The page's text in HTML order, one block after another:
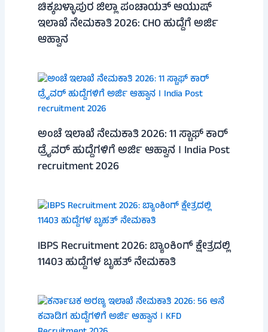
ಚಿಕ್ಕಬಳ್ಳಾಪುರ ಜಿಲ್ಲಾ ಪಂಚಾಯತ್ ಆಯುಷ್
ಇಲಾಖೆ ನೇಮಕಾತಿ 2026: CHO ಹುದ್ದೆಗೆ ಅರ್ಜಿ
ಆಹ್ವಾನ
ಅಂಚೆ ಇಲಾಖೆ ನೇಮಕಾತಿ 2026: 11 ಸ್ಟಾಫ್ ಕಾರ್
ಡ್ರೈವರ್ ಹುದ್ದೆಗಳಿಗೆ ಅರ್ಜಿ ಆಹ್ವಾನ । India Post
recruitment 2026
IBPS Recruitment 2026: ಬ್ಯಾಂಕಿಂಗ್ ಕ್ಷೇತ್ರದಲ್ಲಿ
11403 ಹುದ್ದೆಗಳ ಬೃಹತ್ ನೇಮಕಾತಿ